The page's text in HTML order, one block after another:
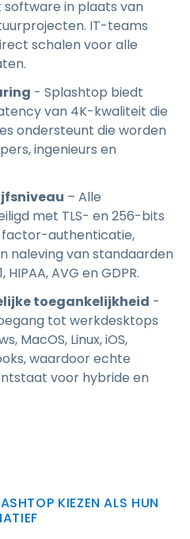
in plaats van
IT-teams
schalen voor alle
- Splashtop biedt
van 4K-kwaliteit die
ondersteunt die worden
ingenieurs en
– Alle
met TLS- en 256-bits
authenticatie,
naleving van standaarden
HIPAA, AVG en GDPR.
toegankelijkheid -
tot werkdesktops
MacOS, Linux, iOS,
waardoor echte
voor hybride en
KIEZEN ALS HUN